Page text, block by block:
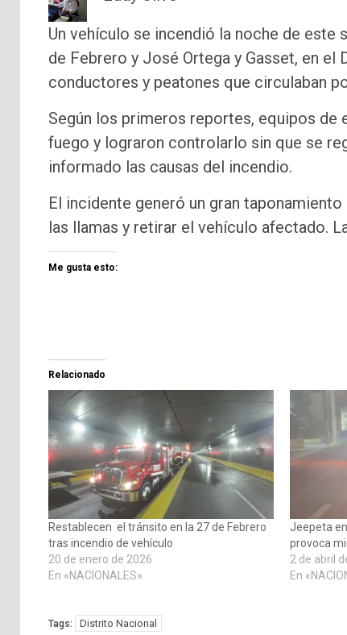
Un vehículo se incendió la noche de este
de Febrero y José Ortega y Gasset, en
conductores y peatones que circulaban
Según los primeros reportes, equipos
fuego y lograron controlarlo sin que se
informado las causas del incendio.
El incidente generó un gran
las llamas y retirar el vehículo afectado.
Me gusta esto:
Relacionado
Restablecen el tránsito en la 27 de Febrero
tras incendio de vehículo
20 de enero de 2026
En «NACIONALES»
Jeepeta
provoca
2 de abril
En
Tags: Distrito Nacional